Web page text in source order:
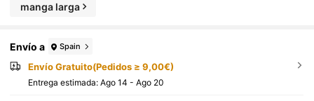
manga larga
Envío a Spain
Envío Gratuito(Pedidos ≥ 9,00€)
Entrega estimada: Ago 14 - Ago 20